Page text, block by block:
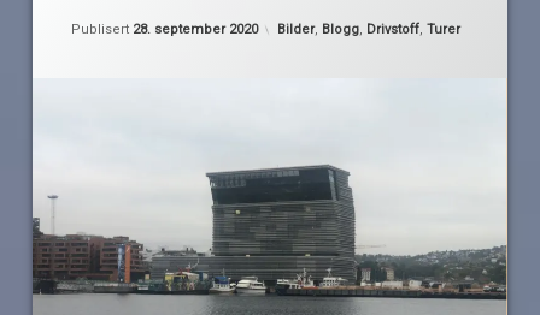
Publisert 28. september 2020
Oppdatert 28. september 2020
Kategorier:
Bilder, Blogg, Drivstoff,Turer
Oslofjorden